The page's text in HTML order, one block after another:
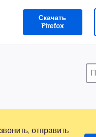
Скачать
Firefox
отправить